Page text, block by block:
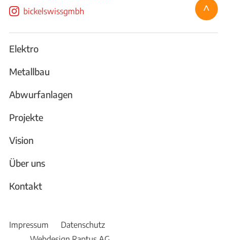
bickelswissgmbh
Elektro
Metallbau
Abwurfanlagen
Projekte
Vision
Über uns
Kontakt
Impressum Datenschutz
^